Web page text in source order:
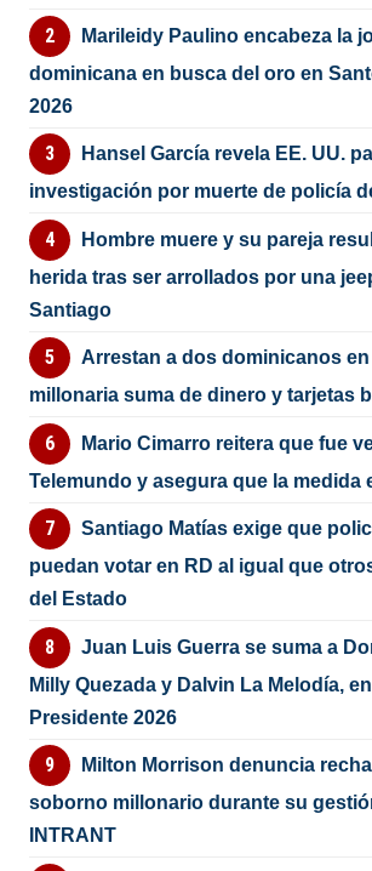
Marileidy Paulino encabeza la
dominicana en busca del oro en
2026
Hansel García revela EE. UU.
investigación por muerte de policía
Hombre muere y su pareja
herida tras ser arrollados por una
Santiago
Arrestan a dos dominicanos
millonaria suma de dinero y tarjetas
Mario Cimarro reitera que fue
Telemundo y asegura que la medida
Santiago Matías exige que
puedan votar en RD al igual que
del Estado
Juan Luis Guerra se suma a
Milly Quezada y Dalvin La Melodía,
Presidente 2026
Milton Morrison denuncia
soborno millonario durante su
INTRANT